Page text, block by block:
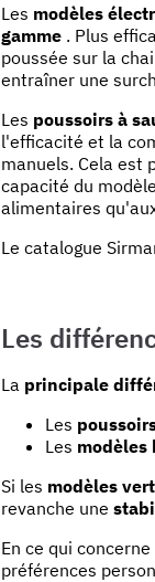
Les modèles
gamme. Plus
poussée sur la
entraîner une
Les poussoirs à
l'efficacité et la
manuels. Cela est
capacité du
alimentaires
Le catalogue
Les
La principale
Les
Les modèles
Si les modèles
revanche une
En ce qui concerne
préférences